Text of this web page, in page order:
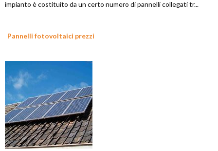
impianto è costituito da un certo numero di pannelli collegati tr...
Pannelli fotovoltaici prezzi